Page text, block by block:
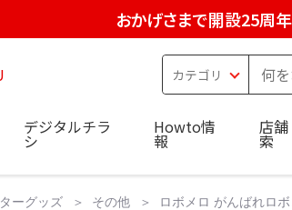
おかげさまで開設25周年
デジタルチラ
シ
Howto情
報
店
索
ーグッズ その他 ロボメロ がんばれロ